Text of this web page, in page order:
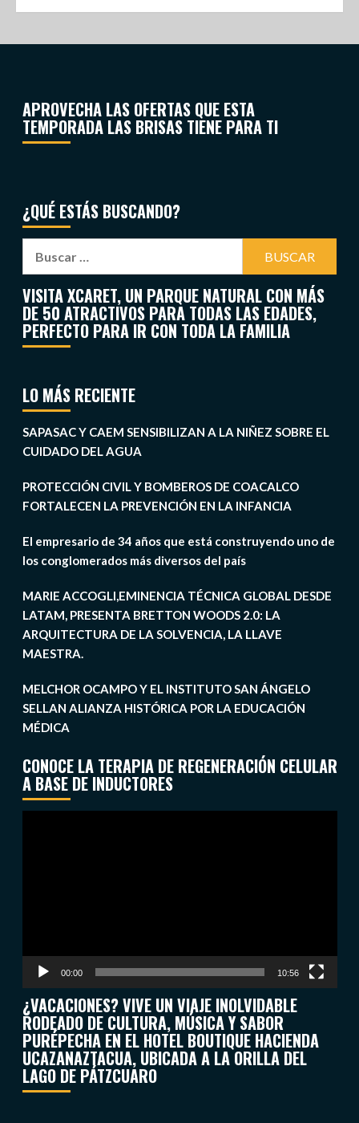
APROVECHA LAS OFERTAS QUE ESTA
TEMPORADA LAS BRISAS TIENE PARA TI
¿QUÉ ESTÁS BUSCANDO?
VISITA XCARET, UN PARQUE NATURAL CON MÁS
DE 50 ATRACTIVOS PARA TODAS LAS EDADES,
PERFECTO PARA IR CON TODA LA FAMILIA
LO MÁS RECIENTE
SAPASAC Y CAEM SENSIBILIZAN A LA NIÑEZ SOBRE EL
CUIDADO DEL AGUA
PROTECCIÓN CIVIL Y BOMBEROS DE COACALCO
FORTALECEN LA PREVENCIÓN EN LA INFANCIA
El empresario de 34 años que está construyendo uno de
los conglomerados más diversos del país
MARIE ACCOGLI,EMINENCIA TÉCNICA GLOBAL DESDE
LATAM, PRESENTA BRETTON WOODS 2.0: LA
ARQUITECTURA DE LA SOLVENCIA, LA LLAVE
MAESTRA.
MELCHOR OCAMPO Y EL INSTITUTO SAN ÁNGELO
SELLAN ALIANZA HISTÓRICA POR LA EDUCACIÓN
MÉDICA
CONOCE LA TERAPIA DE REGENERACIÓN CELULAR
A BASE DE INDUCTORES
00:00 10:56
¿VACACIONES? VIVE UN VIAJE INOLVIDABLE
RODEADO DE CULTURA, MÚSICA Y SABOR
PURÉPECHA EN EL HOTEL BOUTIQUE HACIENDA
UCAZANAZTACUA, UBICADA A LA ORILLA DEL
LAGO DE PÁTZCUARO